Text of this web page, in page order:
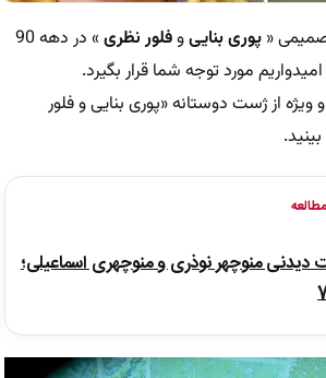
« پوری بناییوفلور نظری
» در دهه 90
مورد توجه شما قرار بگیرد.
از ژست دوستانه «پوری بنایی و فلور
منوچهر نوذری و منوچهری اسماعیلی؛